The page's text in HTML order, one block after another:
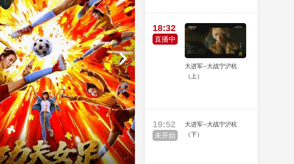
18:32
直播中
大进军--大战宁沪杭
（上）
19:52
未开始
大进军--大战宁沪杭
（下）